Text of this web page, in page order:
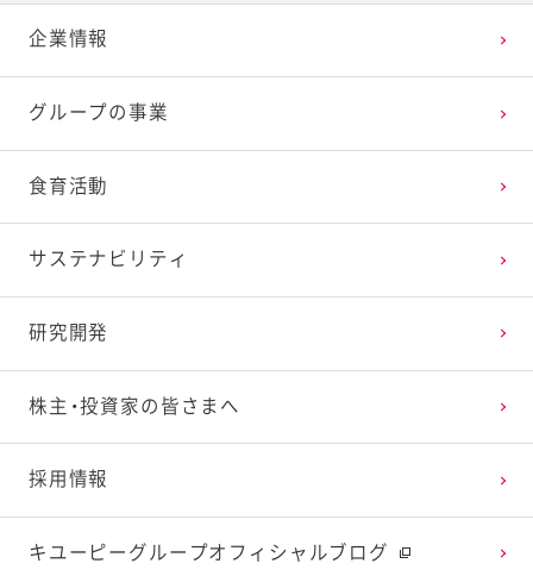
2025年3月
2025年2月
2025年1月
2024年4月
2024年3月
2024年2月
2023年5月
2023年4月
2023年3月
2022年6月
2022年5月
2022年4月
2021年7月
2021年6月
2021年5月
2020年8月
2020年7月
2020年6月
2019年9月
2019年8月
2019年7月
企業情報
グループの事業
食育活動
サステナビリティ
研究開発
株主・投資家の皆さまへ
採用情報
キユーピーグループオフィシャルブログ